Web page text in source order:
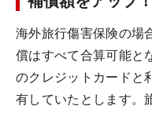
海外旅行傷害保険の場
償はすべて合算可能と
のクレジットカードと
有していたとします。